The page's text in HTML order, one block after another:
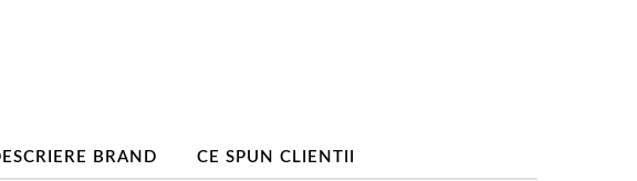
BRAND CE SPUN CLIENTII